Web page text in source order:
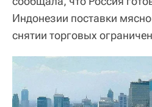
Индонезии поставки
снятии торговых